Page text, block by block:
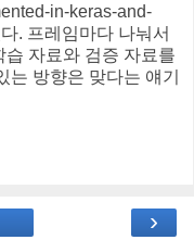
in-keras-and-
. 프레임마다 나눠서
자료와 검증 자료를
는 방향은 맞다는 얘기
›